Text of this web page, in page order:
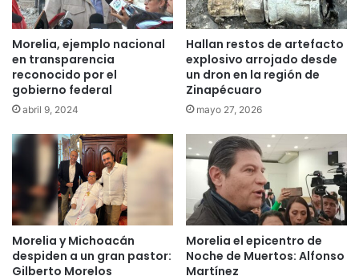
Morelia, ejemplo nacional
en transparencia
reconocido por el
gobierno federal
abril 9, 2024
Hallan restos de artefacto
explosivo arrojado desde
un dron en la región de
Zinapécuaro
mayo 27, 2026
Morelia y Michoacán
despiden a un gran pastor:
Gilberto Morelos
Morelia el epicentro de
Noche de Muertos: Alfonso
Martínez